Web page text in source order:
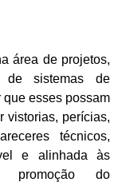
área de projetos,
de sistemas de
esses possam
vistorias, perícias,
técnicos,
e alinhada às
promoção do